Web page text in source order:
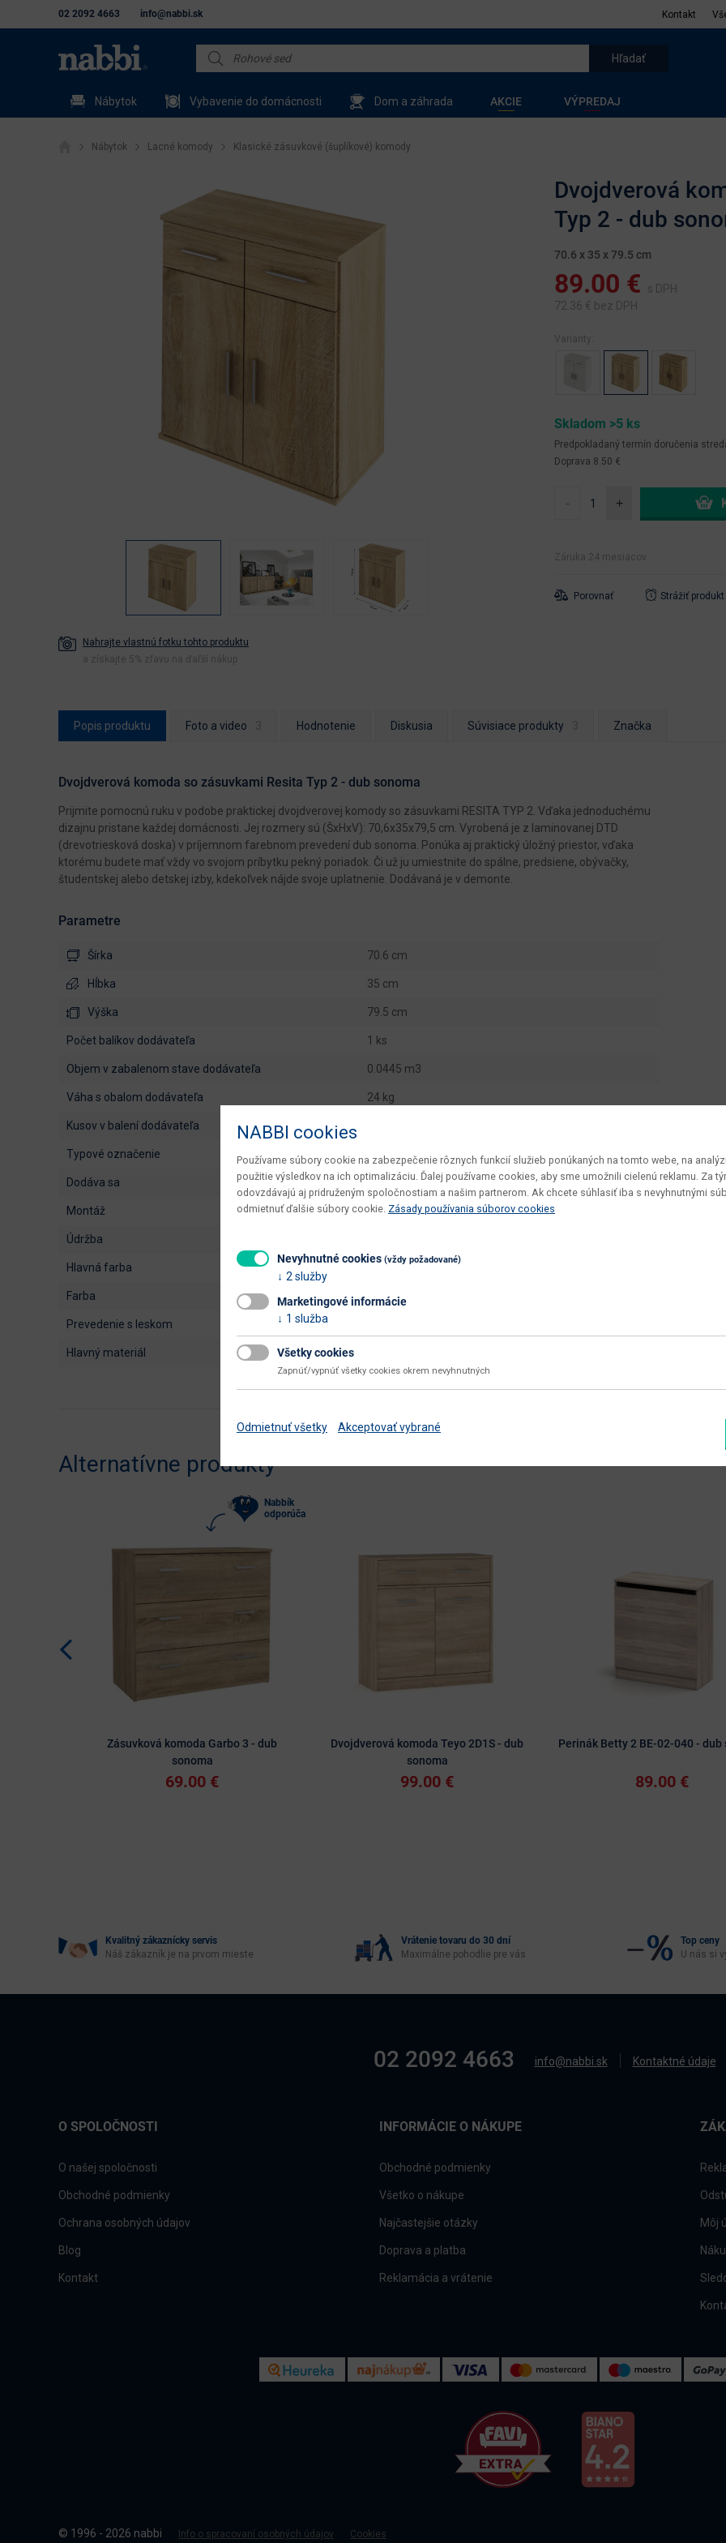
02 2092 4663 info@nabbi.sk Kontakt
Nábytok Vybavenie do domácnosti Dom a záhrada AKCIE VÝPREDAJ
Nábytok Lacné komody Klasické zásuvkové (šuplíkové) komody
Nahrajte vlastnú fotku tohto produktu
a získajte 5% zľavu na ďaľší nákup
Dvojdverová
Typ 2 - dub
70.6 x 35 x 79.5 cm
89.00 €
s DPH
72.36 € bez DPH
Varianty:
Skladom >5 ks
Predpokladaný termín doručenia
Doprava 8.50 €
- +
Záruka 24 mesiacov
Porovnať Strážiť produkt
Popis produktu Foto a video Hodnotenie Diskusia Súvisiace produkty Značka
Dvojdverová komoda so zásuvkami Resita Typ 2 - dub sonoma
Prijmite pomocnú ruku v podobe praktickej dvojdverovej komody so zásuvkami RESITA TYP 2. Vďaka jednoduchému
dizajnu pristane každej domácnosti. Jej rozmery sú (ŠxHxV): 70,6x35x79,5 cm. Vyrobená je z laminovanej DTD
(drevotriesková doska) v príjemnom farebnom prevedení dub sonoma. Ponúka aj praktický úložný priestor, vďaka
ktorému budete mať vždy vo svojom príbytku pekný poriadok. Či už ju umiestnite do spálne, predsiene, obývačky,
študentskej alebo detskej izby, kdekoľvek nájde svoje uplatnenie. Dodávaná je v demonte.
Parametre
Šírka 70.6 cm
Hĺbka 35 cm
Výška 79.5 cm
počet balíkov dodávateľa 1 ks
objem v zabalenom stave dodávateľa 0.0445 m3
váha s obalom dodávateľa 24 kg
kusov v balení dodávateľa
typové označenie Resita Typ 2
dodáva sa v demonte
montáž vyžaduje zručnosť
údržba
hlavná farba dub sonoma
farba dub sonoma
prevedenie s leskom
hlavný materiál
Alternatívne produkty
Nabbík
odporúča
Zásuvková komoda Garbo 3 - dub
sonoma
69.00 €
Dvojdverová komoda Teyo 2D1S - dub
sonoma
99.00 €
Perinák Betty 2 BE-02-040 - dub
89.00 €
Kvalitný zákaznícky servis
Náš zákazník je na prvom mieste
Vrátenie tovaru do 30 dní
Maximálne pohodlie pre vás
Top ceny
U nás si
02 2092 4663 info@nabbi.sk Kontaktné údaje
O SPOLOČNOSTI
O našej spoločnosti
Obchodné podmienky
Ochrana osobných údajov
Blog
Kontakt
INFORMÁCIE O NÁKUPE
Obchodné podmienky
Všetko o nákupe
Najčastejšie otázky
Doprava a platba
Reklamácia a vrátenie
Môj
© 1996 - 2026 nabbi Info o spracovaní osobných údajov Cookies
NABBI cookies
Používame súbory cookie na zabezpečenie rôznych funkcií služieb ponúkaných na tomto webe, na
použitie výsledkov na ich optimalizáciu. Ďalej používame cookies, aby sme umožnili cielenú reklamu. Za
odovzdávajú aj pridruženým spoločnostiam a našim partnerom. Ak chcete súhlasiť iba s nevyhnutnými
odmietnuť ďalšie súbory cookie. Zásady používania súborov cookies
Nevyhnutné cookies (vždy požadované)
2 služby
Marketingové informácie
1 služba
Všetky cookies
Zapnúť/vypnúť všetky cookies okrem nevyhnutných
Odmietnuť všetky Akceptovať vybrané